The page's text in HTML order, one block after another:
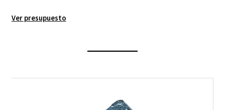
Ver presupuesto